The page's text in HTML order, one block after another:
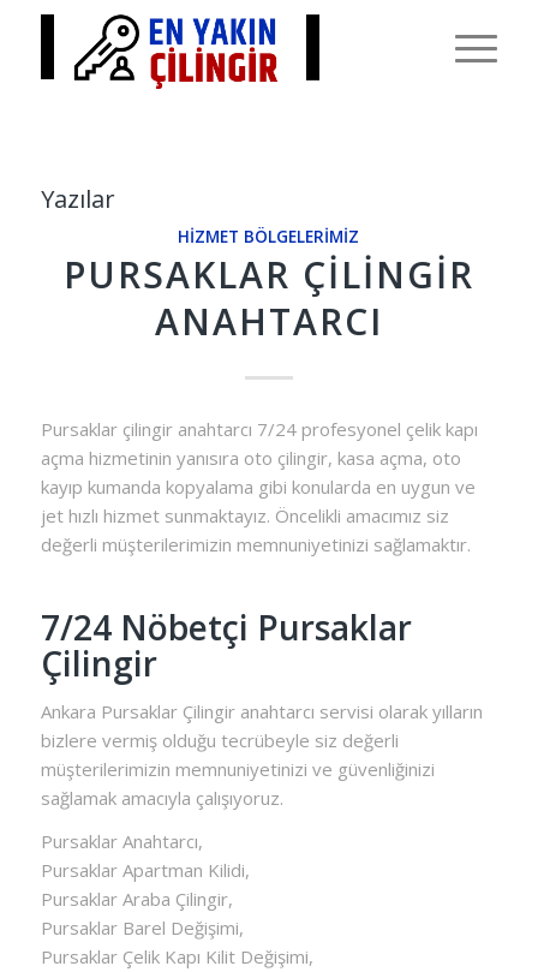
Yazılar
HIZMET BÖLGELERIMIZ
PURSAKLAR ÇILINGIR
ANAHTARCI
Pursaklar çilingir anahtarcı 7/24 profesyonel çelik kapı
açma hizmetinin yanısıra oto çilingir, kasa açma, oto
kayıp kumanda kopyalama gibi konularda en uygun ve
jet hızlı hizmet sunmaktayız. Öncelikli amacımız siz
değerli müşterilerimizin memnuniyetinizi sağlamaktır.
7/24 Nöbetçi Pursaklar
Çilingir
Ankara Pursaklar Çilingir anahtarcı servisi olarak yılların
bizlere vermiş olduğu tecrübeyle siz değerli
müşterilerimizin memnuniyetinizi ve güvenliğinizi
sağlamak amacıyla çalışıyoruz.
Pursaklar Anahtarcı,
Pursaklar Apartman Kilidi,
Pursaklar Araba Çilingir,
Pursaklar Barel Değişimi,
Pursaklar Çelik Kapı Kilit Değişimi,